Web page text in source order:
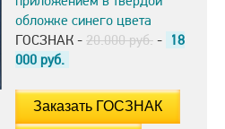
обложке синего цвета
ГОСЗНАК - 20.000 руб. - 18
000 руб.